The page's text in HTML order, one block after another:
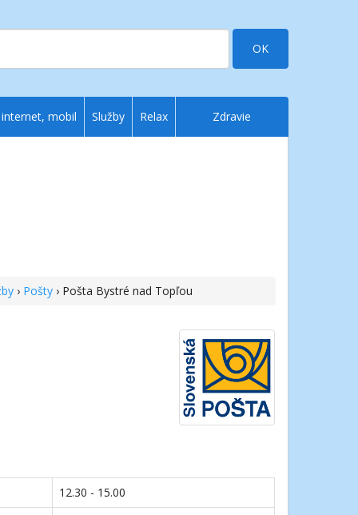
OK
› Pošty › Pošta Bystré nad Topľou
12.30 - 15.00
internet, mobil Služby Relax Zdravie